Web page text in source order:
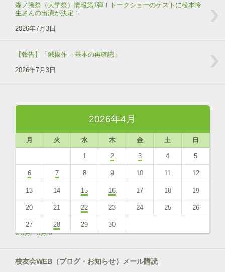
森ノ港祭（大学祭）情報第1弾！トークショーのゲストに松本怜
生さんの出演が決定！
2026年7月3日
【報告】「鍼操作 – 基本の再確認」
2026年7月3日
2026年4月
月 火 水 木 金 土 日
1 2 3 4 5
6 7 8 9 10 11 12
13 14 15 16 17 18 19
20 21 22 23 24 25 26
27 28 29
30
« 3月
5月 »
校友会WEB（ブログ・お知らせ）メール購読